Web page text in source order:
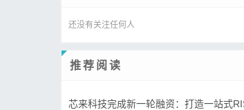
还没有关注任何人
推荐阅读
芯来科技完成新一轮融资：打造一站式